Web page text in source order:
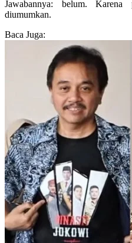
Jawabannya: belum. Karena
diumumkan.
Baca Juga: